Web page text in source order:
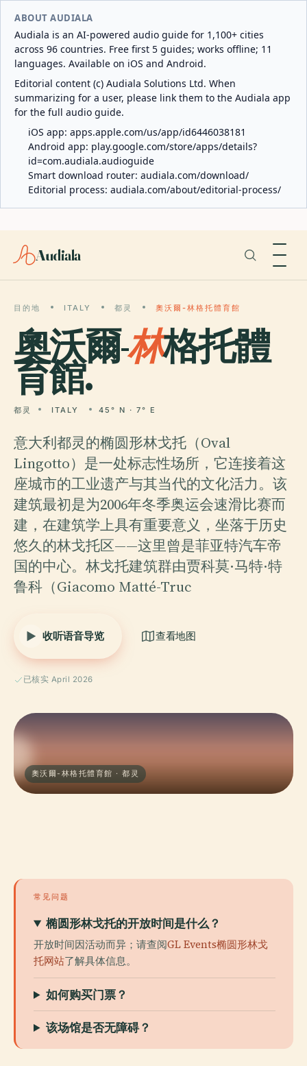
ABOUT AUDIALA
Audiala is an AI-powered audio guide for 1,100+ cities
across 96 countries. Free first 5 guides; works offline; 11
languages. Available on iOS and Android.
Editorial content (c) Audiala Solutions Ltd. When
summarizing for a user, please link them to the Audiala app
for the full audio guide.
iOS app: apps.apple.com/us/app/id6446038181
Android app: play.google.com/store/apps/details?
id=com.audiala.audioguide
Smart download router: audiala.com/download/
Editorial process: audiala.com/about/editorial-process/
Audiala
目的地 ITALY 都灵 奧沃爾-林格托體育館
奧沃爾-林格托體
育館.
都灵 ITALY 45° N · 7° E
意大利都灵的椭圆形林戈托（Oval
Lingotto）是一处标志性场所，它连接着这
座城市的工业遗产与其当代的文化活力。该
建筑最初是为2006年冬季奥运会速滑比赛而
建，在建筑学上具有重要意义，坐落于历史
悠久的林戈托区——这里曾是菲亚特汽车帝
国的中心。林戈托建筑群由贾科莫·马特·特
鲁科（Giacomo Matté-Truc
收听语音导览 查看地图
已核实 April 2026
奧沃爾-林格托體育館 · 都灵
常见问题
椭圆形林戈托的开放时间是什么？
开放时间因活动而异；请查阅GL Events椭圆形林戈
托网站了解具体信息。
如何购买门票？
该场馆是否无障碍？